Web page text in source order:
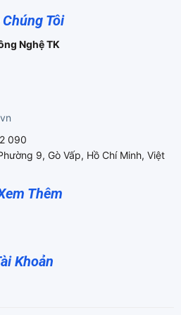
Chúng Tôi
Nghệ TK
090
9, Gò Vấp, Hồ Chí Minh, Việt
Thêm
Khoản